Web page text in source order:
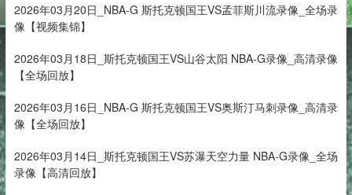
2026年03月20日_NBA-G 斯托克顿国王VS孟菲斯川流录像_全场录
像【视频集锦】
2026年03月18日_斯托克顿国王VS山谷太阳 NBA-G录像_高清录像
【全场回放】
2026年03月16日_NBA-G 斯托克顿国王VS奥斯汀马刺录像_高清录
像【全场回放】
2026年03月14日_斯托克顿国王VS苏瀑天空力量 NBA-G录像_全场
录像【高清回放】